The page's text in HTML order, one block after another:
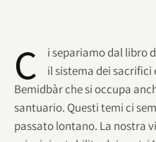
C
i separiamo dal libro
il sistema dei sacrifici
Bemidbàr che si occupa
santuario. Questi temi ci
passato lontano. La nostra